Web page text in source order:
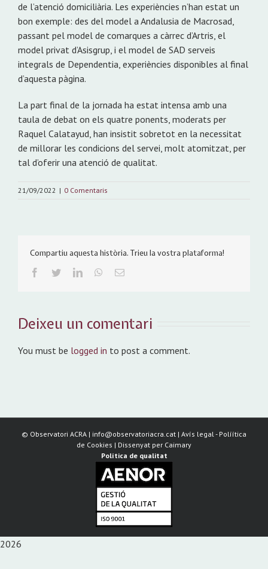
de l’atenció domiciliària. Les experiències n’han estat un
bon exemple: des del model a Andalusia de Macrosad,
passant pel model de comarques a càrrec d’Artris, el
model privat d’Asisgrup, i el model de SAD serveis
integrals de Dependentia, experiències disponibles al final
d’aquesta pàgina.
La part final de la jornada ha estat intensa amb una
taula de debat on els quatre ponents, moderats per
Raquel Calatayud, han insistit sobretot en la necessitat
de millorar les condicions del servei, molt atomitzat, per
tal d’oferir una atenció de qualitat.
21/09/2022 | 0 Comentaris
Compartiu aquesta història. Trieu la vostra plataforma!
Facebook
TwitterLinkedInWhatsApp
Email:
Deixeu un comentari
You must be logged in to post a comment.
© Observatori ACRA | info@observatoriacra.cat | Avís legal- Políítica
de Cookies | Dissenyat per Caimary
Política de qualitat
2026